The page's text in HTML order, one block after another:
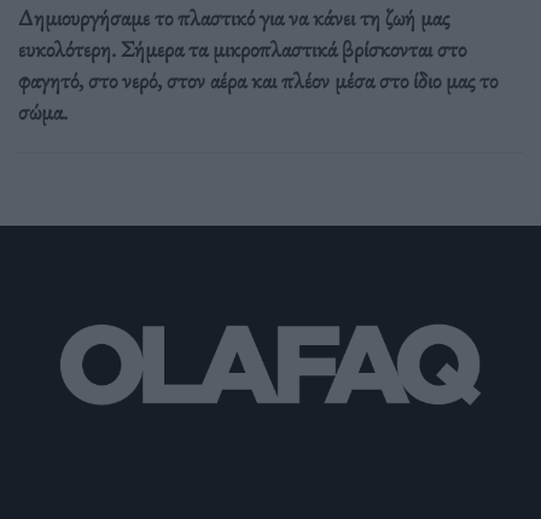
Δημιουργήσαμε το πλαστικό για να κάνει τη ζωή μας
ευκολότερη. Σήμερα τα μικροπλαστικά βρίσκονται στο
φαγητό, στο νερό, στον αέρα και πλέον μέσα στο ίδιο μας το
σώμα.